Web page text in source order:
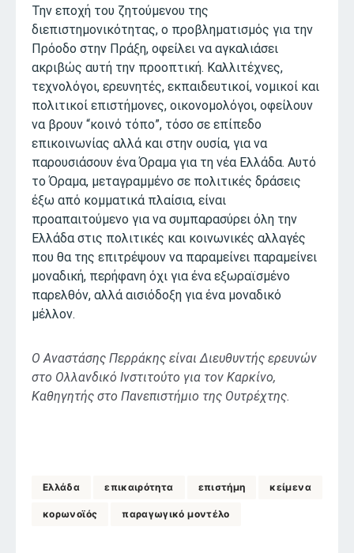
Την εποχή του ζητούμενου της
διεπιστημονικότητας, ο προβληματισμός για την
Πρόοδο στην Πράξη, οφείλει να αγκαλιάσει
ακριβώς αυτή την προοπτική. Καλλιτέχνες,
τεχνολόγοι, ερευνητές, εκπαιδευτικοί, νομικοί και
πολιτικοί επιστήμονες, οικονομολόγοι, οφείλουν
να βρουν “κοινό τόπο”, τόσο σε επίπεδο
επικοινωνίας αλλά και στην ουσία, για να
παρουσιάσουν ένα Όραμα για τη νέα Ελλάδα. Αυτό
το Όραμα, μεταγραμμένο σε πολιτικές δράσεις
έξω από κομματικά πλαίσια, είναι
προαπαιτούμενο για να συμπαρασύρει όλη την
Ελλάδα στις πολιτικές και κοινωνικές αλλαγές
που θα της επιτρέψουν να παραμείνει παραμείνει
μοναδική, περήφανη όχι για ένα εξωραϊσμένο
παρελθόν, αλλά αισιόδοξη για ένα μοναδικό
μέλλον.
Ο Αναστάσης Περράκης είναι Διευθυντής ερευνών
στο Ολλανδικό Ινστιτούτο για τον Καρκίνο,
Καθηγητής στο Πανεπιστήμιο της Ουτρέχτης.
Ελλάδα επικαιρότητα επιστήμη κείμενα
κορωνοϊός παραγωγικό μοντέλο